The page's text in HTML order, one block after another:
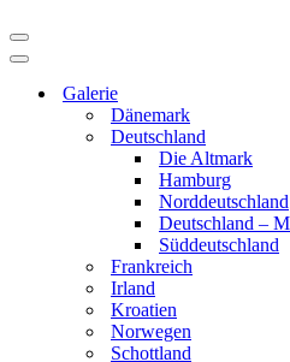
Navigationsmenü
Navigationsmenü
Galerie
Dänemark
Deutschland
Die Altmark
Hamburg
Norddeutschland
Deutschland –
Süddeutschland
Frankreich
Irland
Kroatien
Norwegen
Schottland